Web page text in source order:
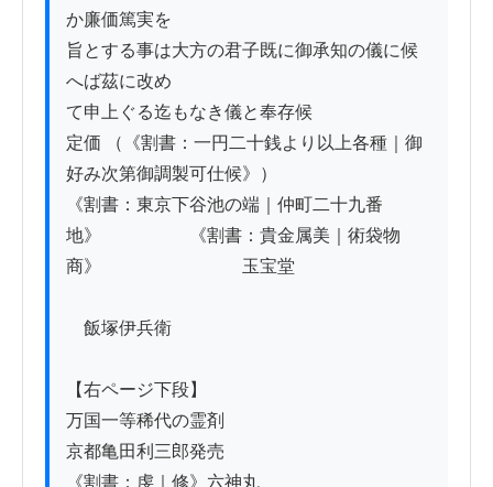
か廉価篤実を
旨とする事は大方の君子既に御承知の儀に候
へば茲に改め
て申上ぐる迄もなき儀と奉存候
定価 （《割書：一円二十銭より以上各種｜御
好み次第御調製可仕候》）
《割書：東京下谷池の端｜仲町二十九番
地》　　　　　《割書：貴金属美｜術袋物
商》　　　　　　　　玉宝堂
飯塚伊兵衛
【右ページ下段】
万国一等稀代の霊剤
京都亀田利三郎発売
《割書：虔｜修》六神丸